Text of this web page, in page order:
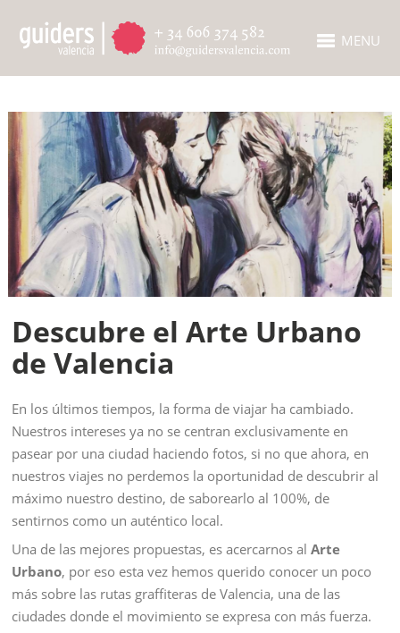
MENU
Descubre el Arte Urbano
de Valencia
En los últimos tiempos, la forma de viajar ha cambiado.
Nuestros intereses ya no se centran exclusivamente en
pasear por una ciudad haciendo fotos, si no que ahora, en
nuestros viajes no perdemos la oportunidad de descubrir al
máximo nuestro destino, de saborearlo al 100%, de
sentirnos como un auténtico local.
Una de las mejores propuestas, es acercarnos alArte
Urbano, por eso esta vez hemos querido conocer un poco
más sobre las rutas graffiteras de Valencia, una de las
ciudades donde el movimiento se expresa con más fuerza.